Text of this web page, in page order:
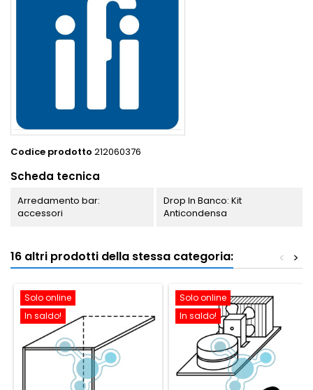
Codice prodotto 212060376
Scheda tecnica
Arredamento bar:
accessori
Drop In Banco: Kit
Anticondensa
16 altri prodotti della stessa categoria: >
<
Solo online
In saldo!
Solo online
In saldo!